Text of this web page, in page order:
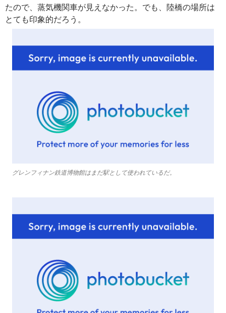
たので、蒸気機関車が見えなかった。でも、陸橋の場所は
とても印象的だろう。
グレンフィナン鉄道博物館はまだ駅として使われているだ。